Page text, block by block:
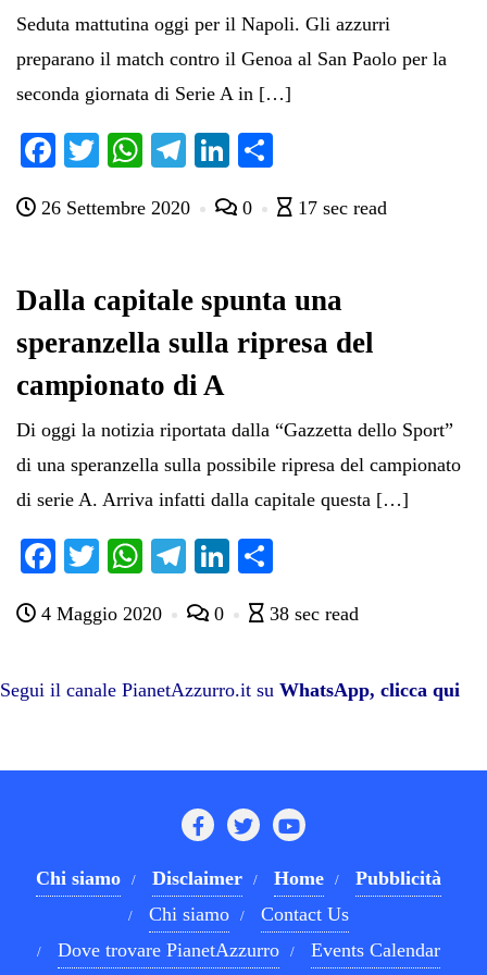
Seduta mattutina oggi per il Napoli. Gli azzurri
preparano il match contro il Genoa al San Paolo per la
seconda giornata di Serie A in […]
Fa
bo
T
tte
W
ts
pp
Te
gr
m
Li
ed
di
di
26 Settembre 2020 0 17 sec read
Dalla capitale spunta una
speranzella sulla ripresa del
campionato di A
Di oggi la notizia riportata dalla “Gazzetta dello Sport”
di una speranzella sulla possibile ripresa del campionato
di serie A. Arriva infatti dalla capitale questa […]
Fa
bo
T
tte
W
ts
pp
Te
gr
m
Li
ed di
di
4 Maggio 2020 0 38 sec read
Segui il canale PianetAzzurro.it su WhatsApp, clicca qui
Chi siamo Disclaimer Home
Pubblicità
Chi siamo
Contact Us
Dove trovare PianetAzzurro
Events Calendar